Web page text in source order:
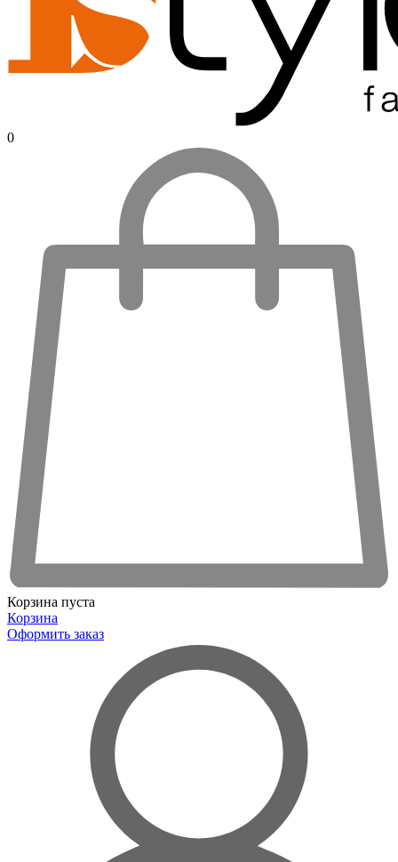
0
Корзина пуста
Корзина
Оформить заказ